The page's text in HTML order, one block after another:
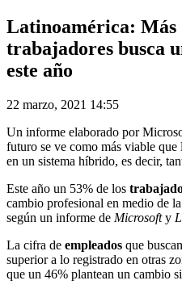
Latinoamérica: Más
trabajadores busca
este año
22 marzo, 2021 14:55
Un informe elaborado por
futuro se ve como más viable que
en un sistema híbrido, es decir,
Este año un 53% de los
cambio profesional en medio de
según un informe de Microsofty
La cifra de empleados que
superior a lo registrado en otras
que un 46% plantean un cambio